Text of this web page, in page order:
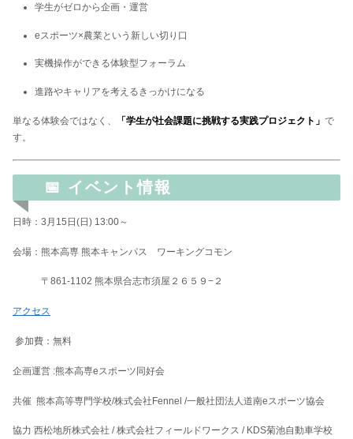
学生がゼロから企画・運営
eスポーツ×農業という新しい切り口
実機操作ができる体験型フォーラム
進路やキャリアを考えるきっかけになる
単なる体験会ではなく、 「学生が社会課題に挑戦する実践プロジェクト」 で
す。
📅 イベント情報
日時：3月15日(日) 13:00～
会場：熊本高専 熊本キャンパス ワーキングコモン
〒861-1102 熊本県合志市須屋２６５９−２
アクセス
参加費：無料
企画運営 :熊本高専eスポーツ同好会
共催 熊本高等専門学校/株式会社Fennel /一般社団法人道南eスポーツ協会
協力 西松地所株式会社 / 株式会社フィールドワークス / KDS菊池自動車学校